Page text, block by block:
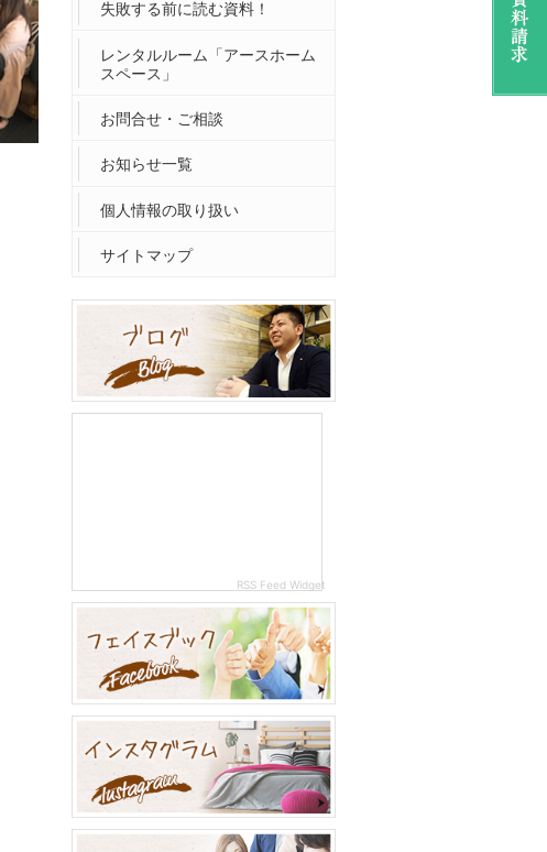
失敗する前に読む資料！
レンタルルーム「アースホーム
スペース」
お問合せ・ご相談
お知らせ一覧
個人情報の取り扱い
サイトマップ
RSS Feed Widget